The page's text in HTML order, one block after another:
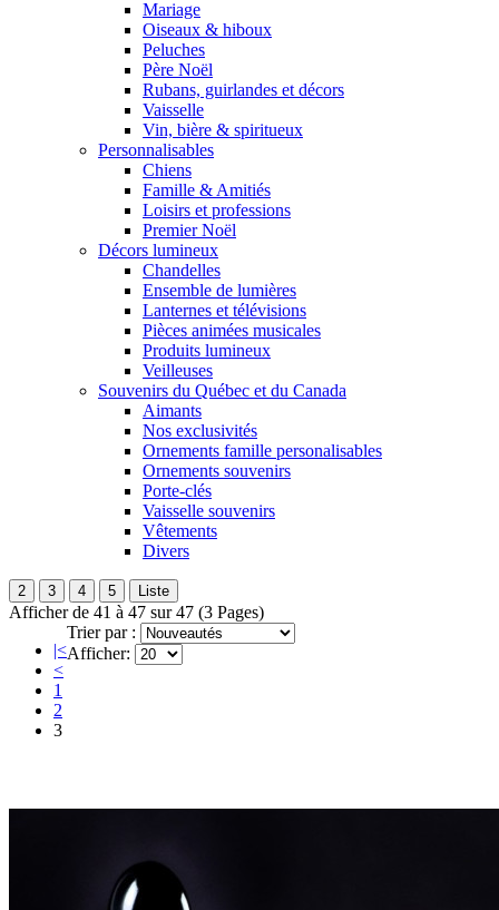
Mariage
Oiseaux & hiboux
Peluches
Père Noël
Rubans, guirlandes et décors
Vaisselle
Vin, bière & spiritueux
Personnalisables
Chiens
Famille & Amitiés
Loisirs et professions
Premier Noël
Décors lumineux
Chandelles
Ensemble de lumières
Lanternes et télévisions
Pièces animées musicales
Produits lumineux
Veilleuses
Souvenirs du Québec et du Canada
Aimants
Nos exclusivités
Ornements famille personalisables
Ornements souvenirs
Porte-clés
Vaisselle souvenirs
Vêtements
Divers
2 3 4 5 Liste
Afficher de 41 à 47 sur 47 (3 Pages)
|<
<
1
2
3
Trier par :
Afficher: